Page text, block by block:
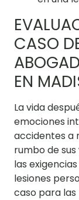
CASO
EN
La vida
emociones
accidentes a
rumbo de
las
lesiones
caso para las